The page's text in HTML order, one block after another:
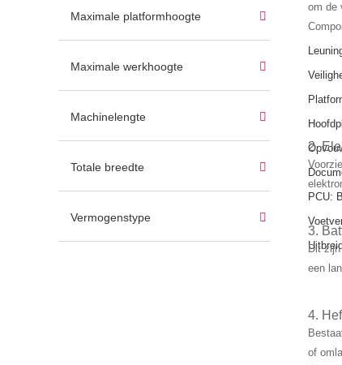
Maximale platformhoogte
Maximale werkhoogte
Machinelengte
Totale breedte
Vermogenstype
om de
PCU:
2.
3.
Dit
een
4.
of